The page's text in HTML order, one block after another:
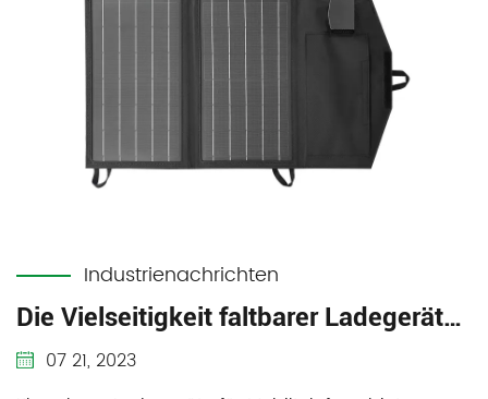
Industrienachrichten
Die Vielseitigkeit faltbarer Ladegeräte für Mobiltelefone
07 21, 2023